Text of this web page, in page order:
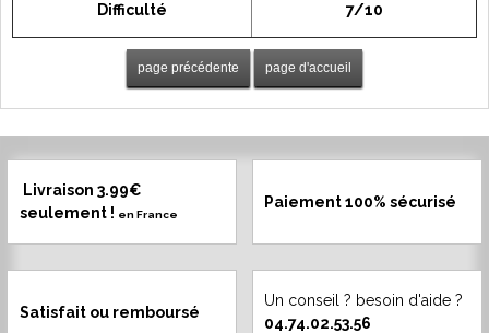
Difficulté 7/10
Livraison 3.99€
seulement ! en France
Paiement 100% sécurisé
Satisfait ou remboursé
Un conseil ? besoin d'aide ?
04.74.02.53.56